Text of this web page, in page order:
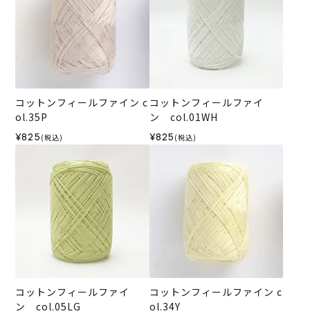
コットンフィールファイン c
ol.35P
¥825 (税込)
コットンフィールファイ
ン col.01WH
¥825 (税込)
コットンフィールファイ
ン col.05LG
コットンフィールファイン c
ol.34Y